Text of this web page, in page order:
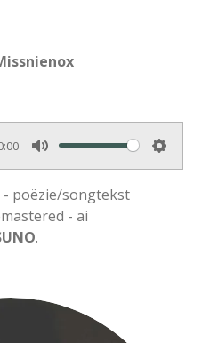
M
u
t
S
- poëzie/songtekst
- ai
.